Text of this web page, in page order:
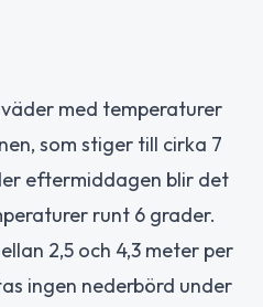
med temperaturer
som stiger till cirka 7
eftermiddagen blir det
runt 6 grader.
2,5 och 4,3 meter per
ingen nederbörd under